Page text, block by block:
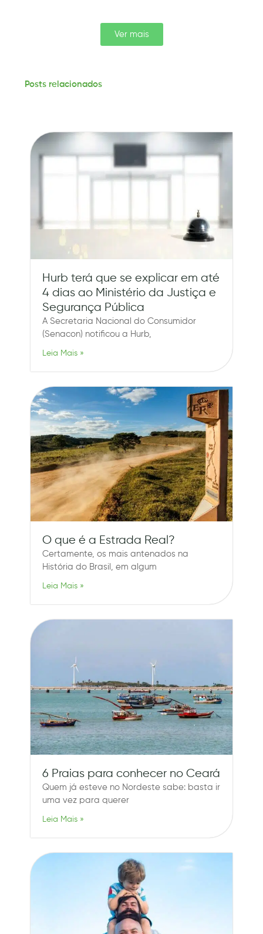
Ver mais
Posts relacionados
Hurb terá que se explicar em até
4 dias ao Ministério da Justiça e
Segurança Pública
A Secretaria Nacional do Consumidor
(Senacon) notificou a Hurb,
Leia Mais »
O que é a Estrada Real?
Certamente, os mais antenados na
História do Brasil, em algum
Leia Mais »
6 Praias para conhecer no Ceará
Quem já esteve no Nordeste sabe: basta ir
uma vez para querer
Leia Mais »